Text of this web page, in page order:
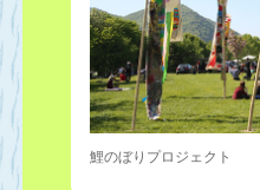
鯉のぼりプロジェクト